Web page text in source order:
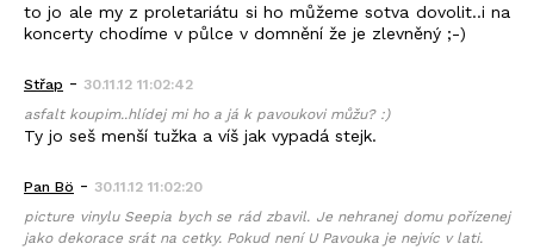
to jo ale my z proletariátu si ho můžeme sotva dovolit..i na
koncerty chodíme v půlce v domnění že je zlevněný ;-)
Střap - 30.11.12 11:02:42
asfalt koupim..hlídej mi ho a já k pavoukovi můžu? :)
Ty jo seš menší tužka a víš jak vypadá stejk.
Pan Bö - 30.11.12 11:02:20
picture vinylu Seepia bych se rád zbavil. Je nehranej domu pořízenej
jako dekorace srát na cetky. Pokud není U Pavouka je nejvíc v lati.